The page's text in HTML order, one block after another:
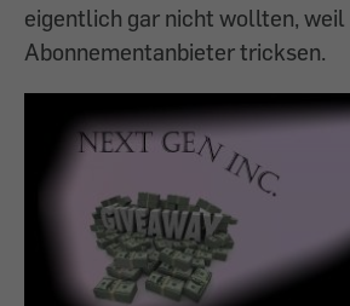
eigentlich gar nicht wollten, weil
Abonnementanbieter tricksen.